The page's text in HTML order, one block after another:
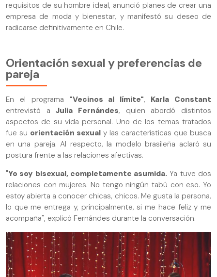
requisitos de su hombre ideal, anunció planes de crear una
empresa de moda y bienestar, y manifestó su deseo de
radicarse definitivamente en Chile.
Orientación sexual y preferencias de
pareja
En el programa "Vecinos al límite", Karla Constant
entrevistó aJulia Fernándes, quien abordó distintos
aspectos de su vida personal. Uno de los temas tratados
fue su orientación sexual y las características que busca
en una pareja. Al respecto, la modelo brasileña aclaró su
postura frente a las relaciones afectivas.
"Yo soy bisexual, completamente asumida. Ya tuve dos
relaciones con mujeres. No tengo ningún tabú con eso. Yo
estoy abierta a conocer chicas, chicos. Me gusta la persona,
lo que me entrega y, principalmente, si me hace feliz y me
acompaña", explicó Fernándes durante la conversación.